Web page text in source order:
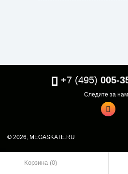
Корзина (0)
+7 (495) 005-
Следите за
© 2026, MEGASKATE.RU